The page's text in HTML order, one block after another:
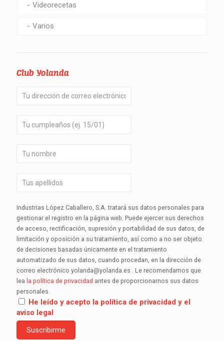
Videorecetas
Varios
Club Yolanda
Industrias López Caballero, S.A. tratará sus datos personales para
gestionar el registro en la página web. Puede ejercer sus derechos
de acceso, rectificación, supresión y portabilidad de sus datos, de
limitación y oposición a su tratamiento, así como a no ser objeto
de decisiones basadas únicamente en el tratamiento
automatizado de sus datos, cuando procedan, en la dirección de
correo electrónico yolanda@yolanda.es . Le recomendamos que
lea la política de privacidad antes de proporcionarnos sus datos
personales.
He leído y acepto la política de privacidad y el
aviso legal